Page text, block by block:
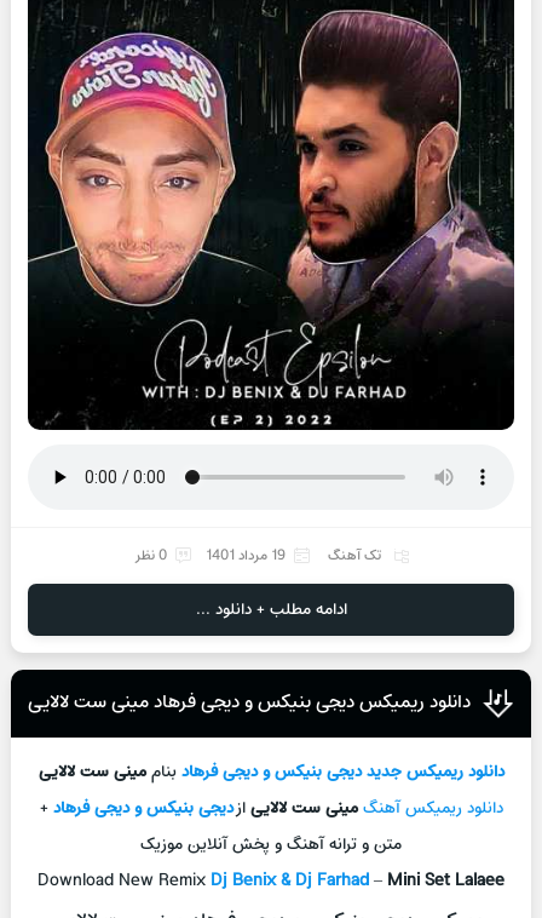
تک آهنگ 19 مرداد 1401 0 نظر
ادامه مطلب + دانلود ...
دانلود ریمیکس دیجی بنیکس و دیجی فرهاد مینی ست لالایی
دانلود ریمیکس جدیددیجی بنیکس و دیجی فرهادبناممینی ست لالایی
دانلود ریمیکس آهنگمینی ست لالاییازدیجی بنیکس و دیجی فرهاد+
متن و ترانه آهنگ و پخش آنلاين موزيک
Download New Remix Dj Benix & Dj Farhad– Mini Set Lalaee